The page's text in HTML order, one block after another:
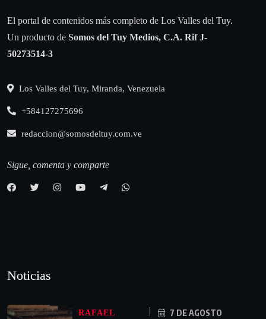
El portal de contenidos más completo de Los Valles del Tuy.
Un producto de Somos del Tuy Medios, C.A. Rif J-
50273514-3
Los Valles del Tuy, Miranda, Venezuela
+584127275696
redaccion@somosdeltuy.com.ve
Sigue, comenta y comparte
Noticias
RAFAEL
7 DE AGOSTO